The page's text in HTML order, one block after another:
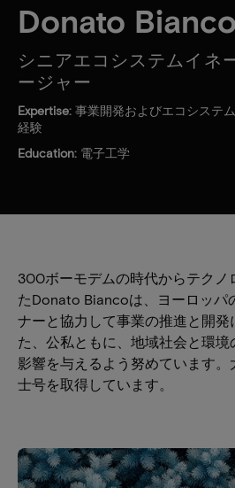
Donato Bianco
シニアエコシステムイネ
ージャー
Expertise: 事業開発およびエコシステ
経験
Education: 電子工学
300ボーモデムの時代からテクノ
たDonato Biancoは、ヨーロッパ
ナーと協力して事業の推進と開発
た、公私ともに、地域社会と環
影響を与えるよう努めています
士号を取得しています。